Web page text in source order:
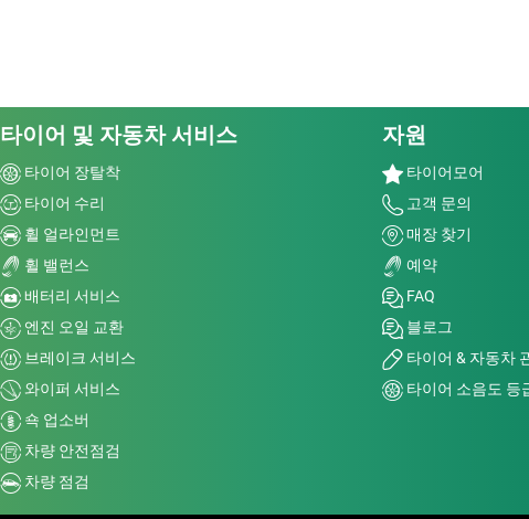
타이어 및 자동차 서비스
타이어 장탈착
타이어 수리
휠 얼라인먼트
휠 밸런스
배터리 서비스
엔진 오일 교환
브레이크 서비스
와이퍼 서비스
쇽 업소버
차량 안전점검
차량 점검
자원
타이어모어
고객 문의
매장 찾기
예약
FAQ
블로그
타이어 & 자동차
타이어 소음도 등